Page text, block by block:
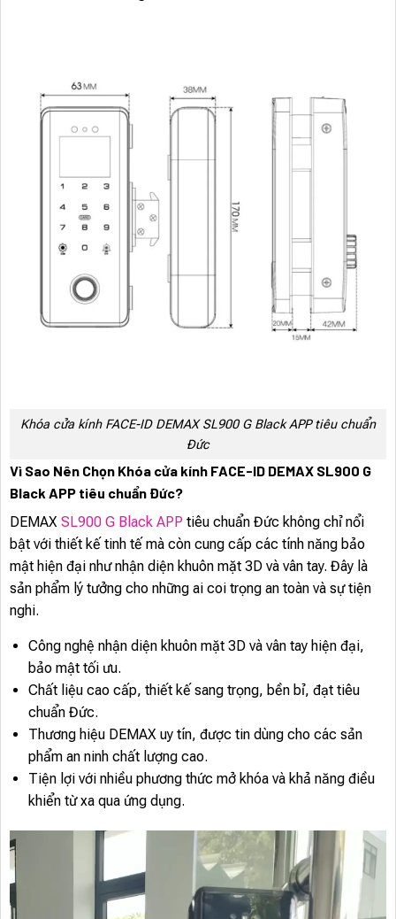
Khóa cửa kính FACE-ID DEMAX SL900 G Black APP tiêu chuẩn
Đức
Vì Sao Nên Chọn Khóa cửa kính FACE-ID DEMAX SL900 G
Black APP tiêu chuẩn Đức?
DEMAX SL900 G Black APP tiêu chuẩn Đức không chỉ nổi
bật với thiết kế tinh tế mà còn cung cấp các tính năng bảo
mật hiện đại như nhận diện khuôn mặt 3D và vân tay. Đây là
sản phẩm lý tưởng cho những ai coi trọng an toàn và sự tiện
nghi.
Công nghệ nhận diện khuôn mặt 3D và vân tay hiện đại,
bảo mật tối ưu.
Chất liệu cao cấp, thiết kế sang trọng, bền bỉ, đạt tiêu
chuẩn Đức.
Thương hiệu DEMAX uy tín, được tin dùng cho các sản
phẩm an ninh chất lượng cao.
Tiện lợi với nhiều phương thức mở khóa và khả năng điều
khiển từ xa qua ứng dụng.